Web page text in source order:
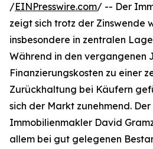
/EINPresswire.com/ -- Der
zeigt sich trotz der Zinswende
insbesondere in zentralen
Während in den vergangenen
Finanzierungskosten zu einer
Zurückhaltung bei Käufern
sich der Markt zunehmend.
Immobilienmakler David
allem bei gut gelegenen